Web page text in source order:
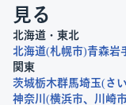
見る
北海道・東北
北海道 札幌市 青森岩
関東
茨城栃木群馬埼玉 さ
神奈川
横浜市 川崎